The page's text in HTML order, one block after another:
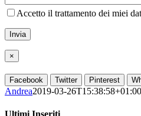
Accetto il trattamento dei miei
×
Facebook Twitter Pinterest
Andrea2019-03-26T15:38:58+01:00
Ultimi Inseriti